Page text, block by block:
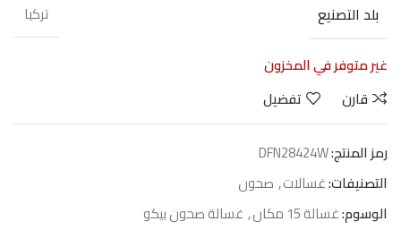
بلد التصنيع
تركيا
غير متوفر في المخزون
قارن
تفضيل
رمز المنتج:DFN28424W
التصنيفات:غسالات, صحون
الوسوم:غسالة 15 مكان , غسالة صحون بيكو